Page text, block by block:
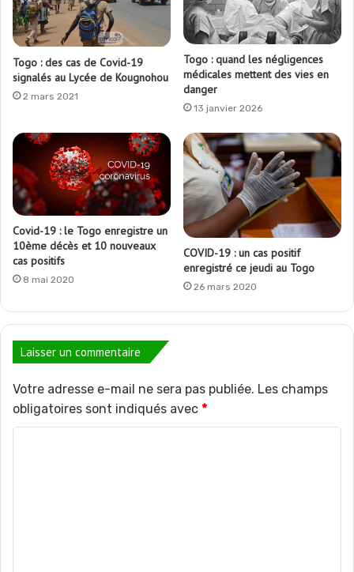
Togo : des cas de Covid-19
signalés au Lycée de Kougnohou
2 mars 2021
Togo : quand les négligences
médicales mettent des vies en
danger
13 janvier 2026
Covid-19 : le Togo enregistre un
10ème décès et 10 nouveaux
cas positifs
8 mai 2020
COVID-19 : un cas positif
enregistré ce jeudi au Togo
26 mars 2020
Laisser un commentaire
Votre adresse e-mail ne sera pas publiée. Les champs
obligatoires sont indiqués avec *